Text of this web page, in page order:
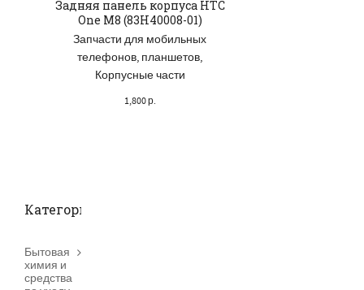
Задняя панель корпуса HTC
One M8 (83H40008-01)
Запчасти для мобильных
телефонов, планшетов,
Корпусные части
1,800р.
Категории товаров
Бытовая
химия и
средства